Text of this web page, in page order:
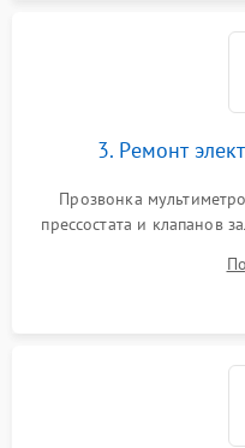
3. Ремонт
Прозвонка
прессостата и клапанов
Восстановление